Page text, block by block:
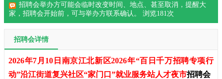
招聘会举办方可能会临时改变时间、地点、甚至取消，提醒大
家， 招聘会开始前，可与举办方联系确认。 浏览181 次
招聘会详情
2026年7月10日南京江北新区2026年“百日千万招聘专项行
动”沿江街道复兴社区“家门口”就业服务站人才夜市招聘会